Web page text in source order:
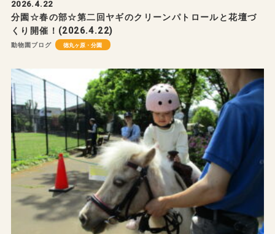
2026.4.22
分園☆春の部☆第二回ヤギのクリーンパトロールと花壇づ
くり開催！(2026.4.22)
動物園ブログ 徳丸ヶ原・分園